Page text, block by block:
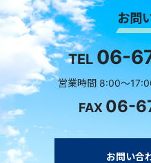
お問
TEL 06-
営業時間 8:00～
FAX 06-
お問い合